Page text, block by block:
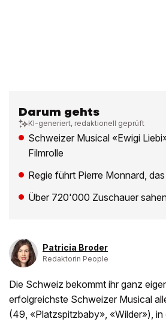
Darum gehts
KI-generiert, redaktionell geprüft
Schweizer Musical «Ewigi
Filmrolle
Regie führt Pierre Monnard,
Über 720'000 Zuschauer
Patricia Broder
Redaktorin People
Die Schweiz bekommt ihr ganz
erfolgreichste Schweizer Musical
(49, «Platzspitzbaby», «Wilder»),